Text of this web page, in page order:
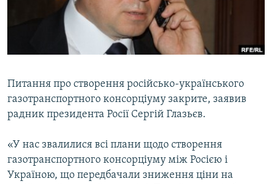
ВІДЕОУРОКИ «ELIFBE»
СВІДЧЕННЯ ОКУПАЦІЇ
УКРАЇНСЬКА ПРОБЛЕМА КРИМУ
Питання про створення російсько-українського
газотранспортного консорціуму закрите, заявив
радник президента Росії Сергій Глазьєв.
«У нас звалилися всі плани щодо створення
газотранспортного консорціуму між Росією і
Україною, що передбачали зниження ціни на